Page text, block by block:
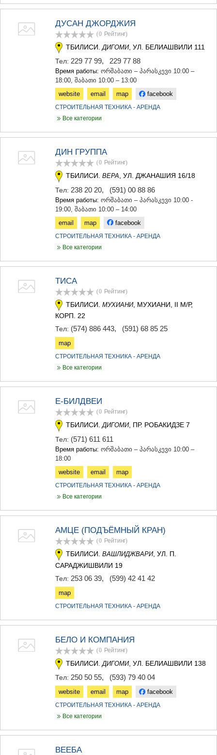
БОЛНИСИ
ДМАНИСИ
ТЕТРИЦКАРО
ДУСАН ДЖОРДЖИЯ
(0 Рейтинг)
ТБИЛИСИ. ДИГОМИ, УЛ. БЕЛИАШВИЛИ 111
Тел: 229 77 99, 229 77 88
Время работы: ორშაბათი – პარასკევი 10:00 –
18:00, შაბათი 10:00 – 13:00
website
email map facebook
СТРОИТЕЛЬНАЯ ТЕХНИКА - АРЕНДА
Все категории
ДИН ГРУППА
(0 Рейтинг)
ТБИЛИСИ. ВЕРА, УЛ. ДЖАНАШИЯ 16/18
Тел: 238 20 20, (591) 00 88 86
Время работы: ორშაბათი – პარასკევი 10:00 -
19:00, შაბათი 10:00 – 14:00
email
map facebook
СТРОИТЕЛЬНАЯ ТЕХНИКА - АРЕНДА
Все категории
ТИСА
(0 Рейтинг)
ТБИЛИСИ. МУХИАНИ, МУХИАНИ, II М/Р,
КОРП. 22
Тел: (574) 886 443, (591) 68 85 25
map
СТРОИТЕЛЬНАЯ ТЕХНИКА - АРЕНДА
Все категории
Е-БИЛДВЕИ
(0 Рейтинг)
ТБИЛИСИ.ДИГОМИ, ПР. РОБАКИДЗЕ 7
Тел: (571) 611 611
Время работы: ორშაბათი – პარასკევი 10:00 –
18:00
website
email map
СТРОИТЕЛЬНАЯ ТЕХНИКА - АРЕНДА
Все категории
АМЦЕ (ПОДЪЁМНЫЙ КРАН)
(0 Рейтинг)
ТБИЛИСИ. ВАШЛИДЖВАРИ, УЛ. П.
САРАДЖИШВИЛИ 19
Тел: 253 06 39, (599) 42 41 42
map
СТРОИТЕЛЬНАЯ ТЕХНИКА - АРЕНДА
БЕЛО И КОМПАНИЯ
(0 Рейтинг)
ТБИЛИСИ. ДИГОМИ, УЛ. БЕЛИАШВИЛИ 138
Тел: 250 50 55, (593) 79 40 04
website email map facebook
СТРОИТЕЛЬНАЯ ТЕХНИКА - АРЕНДА
Все категории
ВЕЕБА